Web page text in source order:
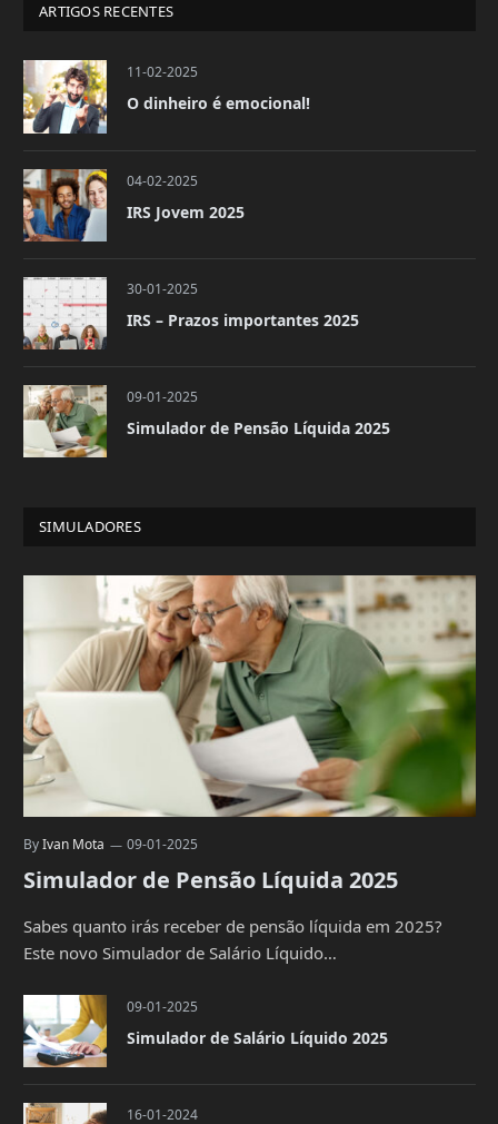
ARTIGOS RECENTES
11-02-2025
O dinheiro é emocional!
04-02-2025
IRS Jovem 2025
30-01-2025
IRS – Prazos importantes 2025
09-01-2025
Simulador de Pensão Líquida 2025
SIMULADORES
ByIvan Mota 09-01-2025
Simulador de Pensão Líquida 2025
Sabes quanto irás receber de pensão líquida em 2025?
Este novo Simulador de Salário Líquido…
09-01-2025
Simulador de Salário Líquido 2025
16-01-2024